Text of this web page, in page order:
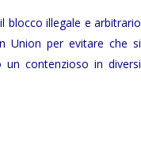
blocco illegale e arbitrario
Union per evitare che si
un contenzioso in diversi